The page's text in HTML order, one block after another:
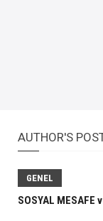
AUTHOR'S
GENEL
SOSYAL MESAFE